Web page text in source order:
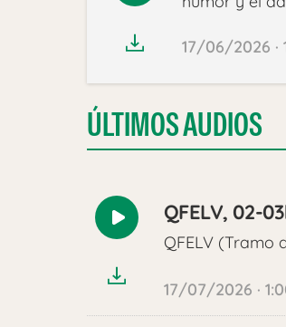
17/06/2026 ·
ÚLTIMOS AUDIOS
Reproducir
QFELV, 02-
QFELV (Tramo
17/07/2026 ·